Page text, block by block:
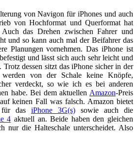
von Navigon für iPhones und auch
von Hochformat und Querformat hat
das Drehen zwischen Fahrer und
und so kann auch mal der Beifahrer das
Planungen vornehmen. Das iPhone ist
und lässt sich auch sehr leicht und
Trotz dessen sitzt das iPhone sicher in der
werden von der Schale keine Knöpfe,
verdeckt, so wie ich es bei anderen
habe. Bei dem aktuellen Amazon-Preis
keinen Fall was falsch. Amazon bietet
für das iPhone 3G(s) sowie auch die
4 aktuell an. Beide haben den gleichen
nur die Halteschale unterscheidet. Also